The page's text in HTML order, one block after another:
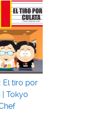
El tiro por
Tokyo